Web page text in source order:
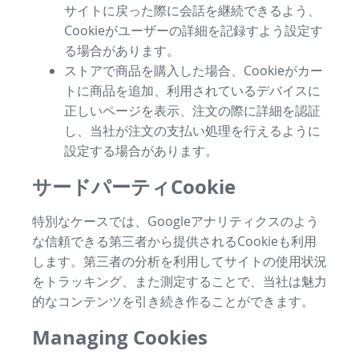
サイトに戻った際に会話を継続できるよう、
Cookieがユーザーの詳細を記録すよう設定す
る場合があります。
ストアで商品を購入した場合、Cookieがカー
トに商品を追加、利用されているデバイスに
正しいページを表示、注文の際に詳細を認証
し、当社が注文の支払い処理を行えるように
設定する場合があります。
サードパーティCookie
特別なケースでは、Googleアナリティクスのよう
な信頼できる第三者から提供されるCookieも利用
します。第三者の分析を利用してサイトの使用状況
をトラッキング、また測定することで、当社は魅力
的なコンテンツを引き続き作ることができます。
Managing Cookies